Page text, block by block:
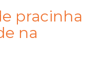
pracinha
na